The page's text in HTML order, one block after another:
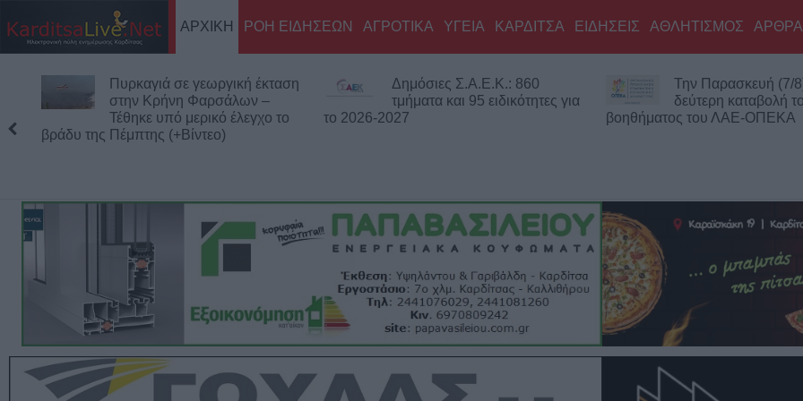
ΑΡΧΙΚΗ ΡΟΗ ΕΙΔΗΣΕΩΝ ΑΓΡΟΤΙΚΑ ΥΓΕΙΑ ΚΑΡΔΙΤΣΑ ΕΙΔΗΣΕΙΣ ΑΘΛΗΤΙΣΜΟΣ ΑΡΘΡΑ
Πυρκαγιά σε γεωργική έκταση
στην Κρήνη Φαρσάλων –
Τέθηκε υπό μερικό έλεγχο το
της Πέμπτης (+Βίντεο)
Δημόσιες Σ.Α.Ε.Κ.: 860
τμήματα και 95 ειδικότητες για
το 2026-2027
Την Παρασκευή (7/8) η
δεύτερη καταβολή του
βοηθήματος του ΛΑΕ-ΟΠΕΚΑ